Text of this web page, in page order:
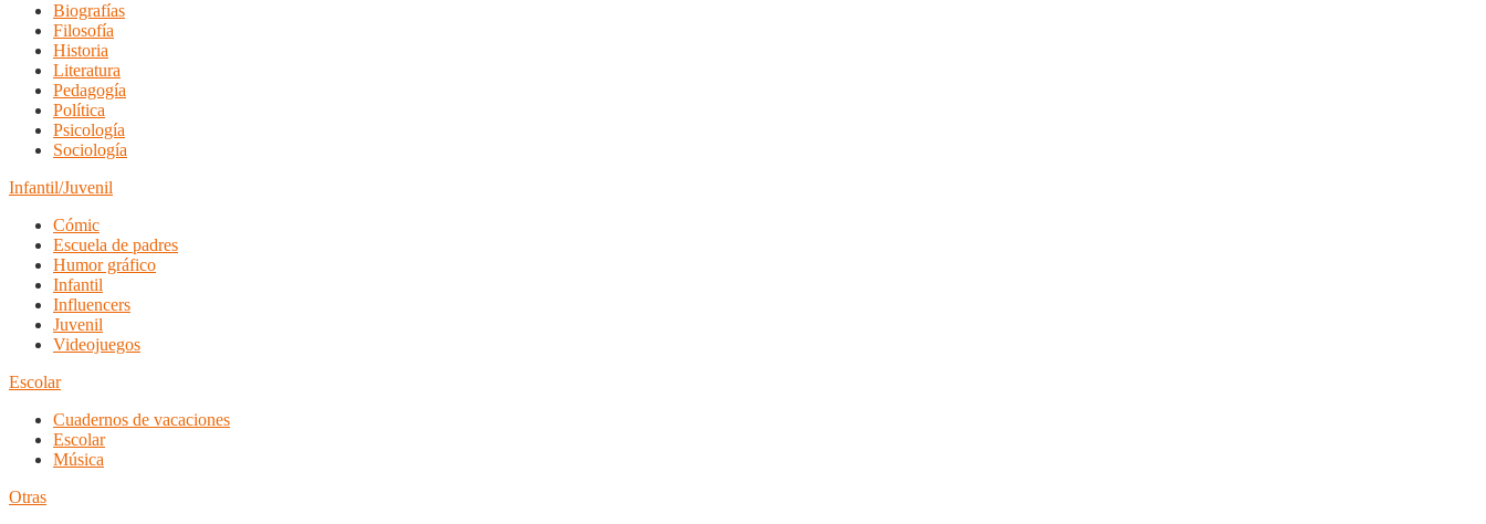
Biografías
Filosofía
Historia
Literatura
Pedagogía
Política
Psicología
Sociología
Infantil/Juvenil
Cómic
Escuela de padres
Humor gráfico
Infantil
Influencers
Juvenil
Videojuegos
Escolar
Cuadernos de vacaciones
Escolar
Música
Otras